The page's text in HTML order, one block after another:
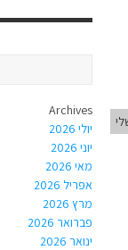
Archives
יולי 2026
יוני 2026
מאי 2026
אפריל 2026
מרץ 2026
פברואר 2026
ינואר 2026